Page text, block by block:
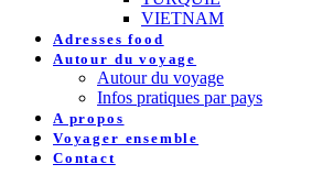
VIETNAM
Adresses food
Autour du voyage
Autour du voyage
Infos pratiques par pays
A propos
Voyager ensemble
Contact